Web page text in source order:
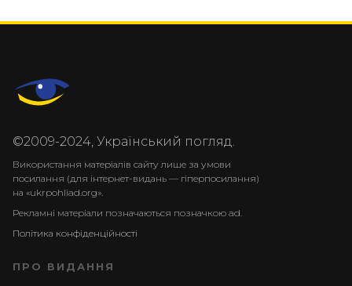
©2009-2024, Український погляд.
Використання матеріалів сайту лише за умови
посилання (для інтернет-видань — гіперпосилання)
на «ukrpohliad.org».
Рекламні матеріали позначаються позначкою ad.
Політика конфіденційності
ПРО ВИДАННЯ